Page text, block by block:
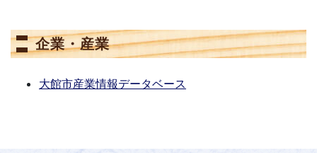
企業・産業
大館市産業情報データベース